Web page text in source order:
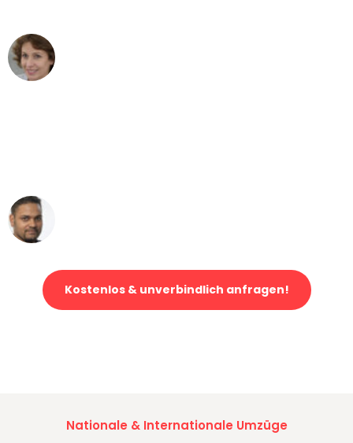
Kostenlos & unverbindlich anfragen!
Nationale & Internationale Umzüge